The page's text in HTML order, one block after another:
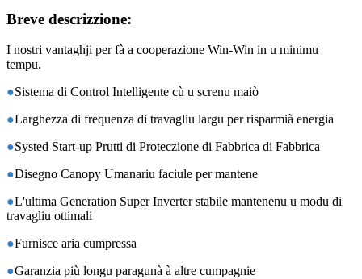
Breve descrizzione:
I nostri vantaghji per fà a cooperazione Win-Win in u minimu
tempu.
●Sistema di Control Intelligente cù u screnu maiò
●Larghezza di frequenza di travagliu largu per risparmià energia
●Systed Start-up Prutti di Proteczione di Fabbrica di Fabbrica
●Disegno Canopy Umanariu faciule per mantene
●L'ultima Generation Super Inverter stabile mantenenu u modu di
travagliu ottimali
●Furnisce aria cumpressa
●Garanzia più longu paragunà à altre cumpagnie